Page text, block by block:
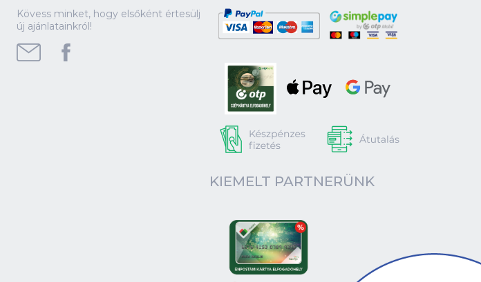
Kövess minket, hogy elsőként értesülj
új ajánlatainkról!
KIEMELT PARTNERÜNK